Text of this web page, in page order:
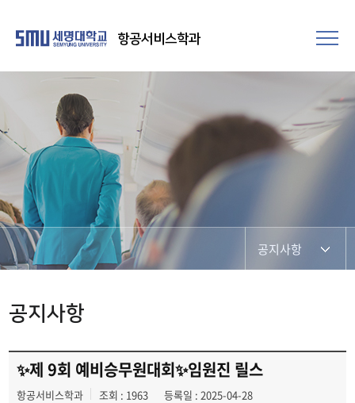
항공서비스학과
공지사항
공지사항
공지사항
✨제 9회 예비승무원대회✨임원진 릴스
항공서비스학과 조회 : 1963 등록일 : 2025-04-28